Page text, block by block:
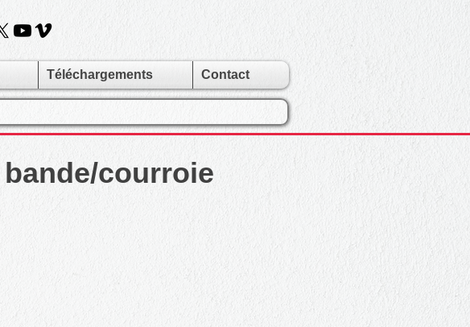
Téléchargements Contact
courroie